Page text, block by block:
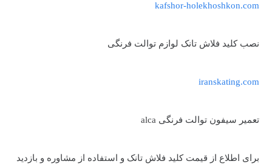
kafshor-holekhoshkon.com
نصب کلید فلاش تانک لوازم توالت فرنگی
iranskating.com
تعمیر سیفون توالت فرنگی alca
برای اطلاع از قیمت کلید فلاش تانک و استفاده از مشاوره و بازدید